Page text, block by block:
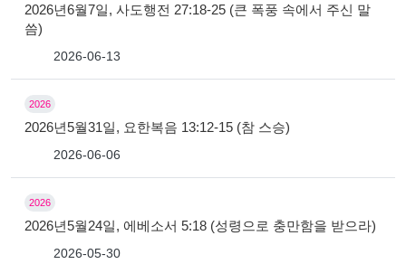
2026년6월7일, 사도행전 27:18-25 (큰 폭풍 속에서 주신 말
씀)
2026-06-13
2026
2026년5월31일, 요한복음 13:12-15 (참 스승)
2026-06-06
2026
2026년5월24일, 에베소서 5:18 (성령으로 충만함을 받으라)
2026-05-30